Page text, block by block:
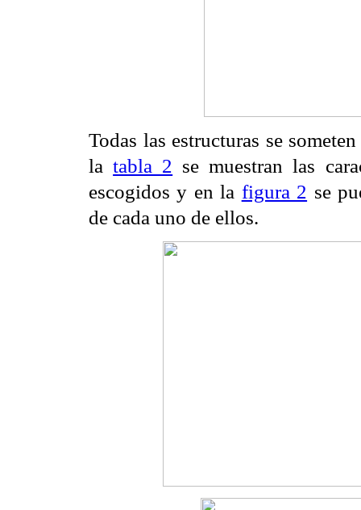
Todas las estructuras se
latabla 2 se muestran las
escogidos y en la figura 2 se
de cada uno de ellos.